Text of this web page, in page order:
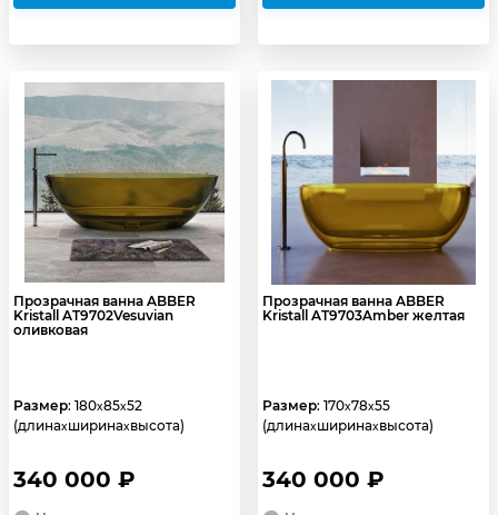
Прозрачная ванна ABBER
Kristall AT9702Vesuvian
оливковая
Размер: 180x85x52
(длинаxширинаxвысота)
340 000 ₽
Прозрачная ванна ABBER
Kristall AT9703Amber желтая
Размер: 170x78x55
(длинаxширинаxвысота)
340 000 ₽